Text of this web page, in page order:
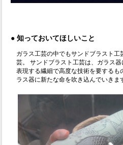
● 知っておいてほしいこと
ガラス工芸の中でもサンドブラスト工
芸。 サンドブラスト工芸は、ガラス
表現する繊細で高度な技術を要するも
ラス器に新たな命を吹き込んでいきま